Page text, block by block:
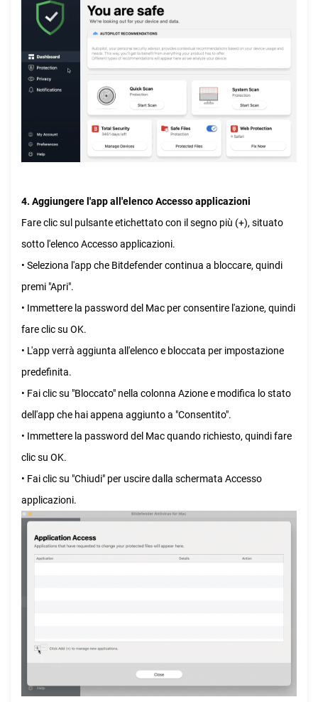
4. Aggiungere l'app all'elenco Accesso applicazioni
Fare clic sul pulsante etichettato con il segno più (+), situato
sotto l'elenco Accesso applicazioni.
• Seleziona l'app che Bitdefender continua a bloccare, quindi
premi "Apri".
• Immettere la password del Mac per consentire l'azione, quindi
fare clic su OK.
• L'app verrà aggiunta all'elenco e bloccata per impostazione
predefinita.
• Fai clic su "Bloccato" nella colonna Azione e modifica lo stato
dell'app che hai appena aggiunto a "Consentito".
• Immettere la password del Mac quando richiesto, quindi fare
clic su OK.
• Fai clic su "Chiudi" per uscire dalla schermata Accesso
applicazioni.